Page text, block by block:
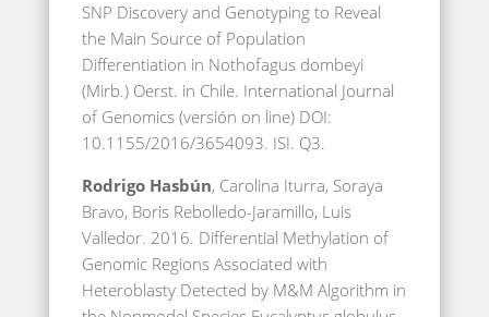
SNP Discovery and Genotyping to Reveal
the Main Source of Population
Differentiation in Nothofagus dombeyi
(Mirb.) Oerst. in Chile. International Journal
of Genomics (versión on line) DOI:
10.1155/2016/3654093. ISI. Q3.
Rodrigo Hasbún, Carolina Iturra, Soraya
Bravo, Boris Rebolledo-Jaramillo, Luis
Valledor. 2016. Differential Methylation of
Genomic Regions Associated with
Heteroblasty Detected by M&M Algorithm in